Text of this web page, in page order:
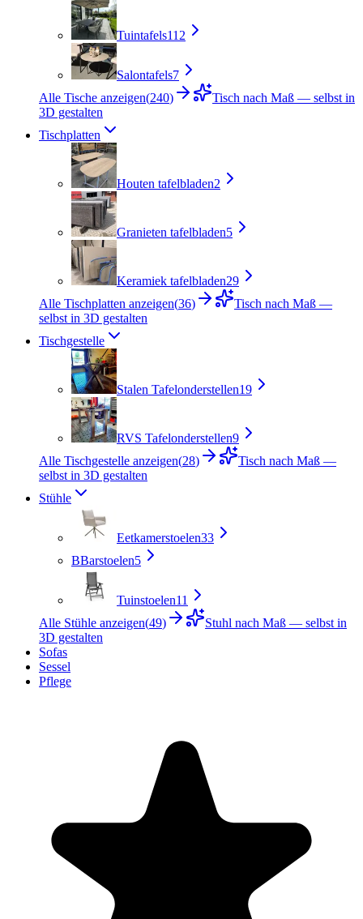
Tuintafels112
Salontafels7
Alle Tische anzeigen(240)
Tisch nach Maß — selbst in
3D gestalten
Tischplatten
Houten tafelbladen2
Granieten tafelbladen5
Keramiek tafelbladen29
Alle Tischplatten anzeigen(36)
Tisch nach Maß —
selbst in 3D gestalten
Tischgestelle
Stalen Tafelonderstellen19
RVS Tafelonderstellen9
Alle Tischgestelle anzeigen(28)
Tisch nach Maß —
selbst in 3D gestalten
Stühle
Eetkamerstoelen33
BBarstoelen5
Tuinstoelen11
Alle Stühle anzeigen(49)
Stuhl nach Maß — selbst in
3D gestalten
Sofas
Sessel
Pflege